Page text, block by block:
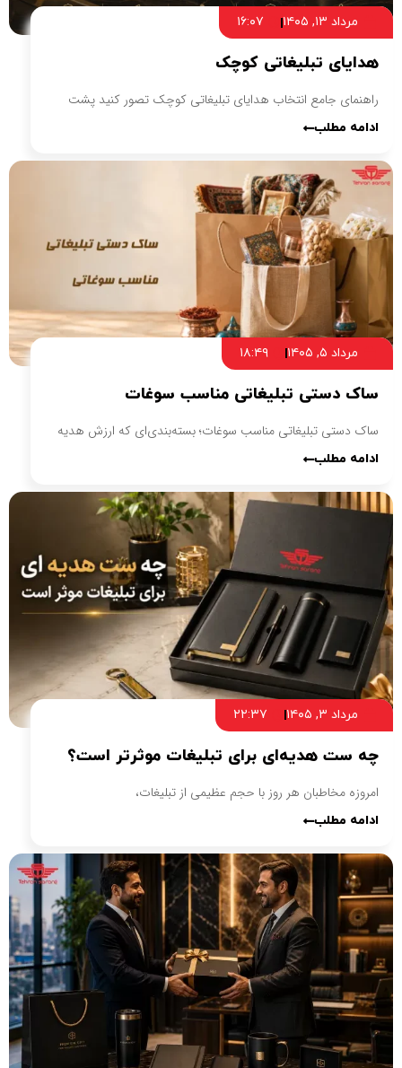
مرداد ۱۳, ۱۴۰۵ ۱۶:۰۷
هدایای تبلیغاتی کوچک
راهنمای جامع انتخاب هدایای تبلیغاتی کوچک تصور کنید پشت
ادامه مطلب
مرداد ۵, ۱۴۰۵ ۱۸:۴۹
ساک دستی تبلیغاتی مناسب سوغات
ساک دستی تبلیغاتی مناسب سوغات؛ بسته‌بندی‌ای که ارزش هدیه
ادامه مطلب
مرداد ۳, ۱۴۰۵ ۲۲:۳۷
چه ست هدیه‌ای برای تبلیغات موثرتر است؟
امروزه مخاطبان هر روز با حجم عظیمی از تبلیغات،
ادامه مطلب